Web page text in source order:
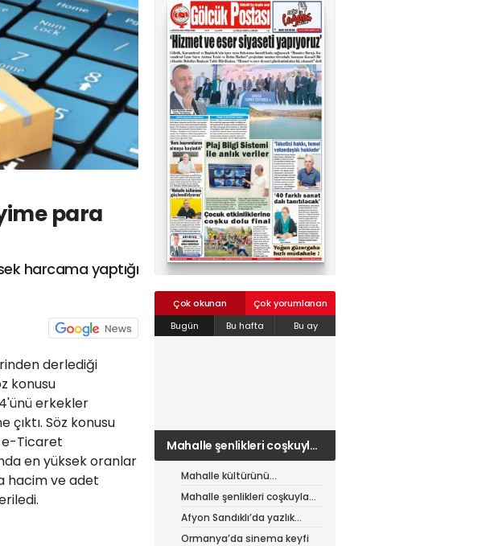
para
harcama yaptığı
derlediği
konusu
erkekler
Söz konusu
e-Ticaret
en yüksek oranlar
hacim ve adet
Çok okunan
Çok yorumlanan
Bugün
Bu hafta Bu ay
Mahalle şenlikleri coşkuyla
sürüyor
Mahalle kültürünü
canlandıran şenlik
Mahalle şenlikleri coşkuyla
sürüyor
Afyon Sandıklı’da yazlık
patates hasadı
Ormanya’da sinema keyfi
02624132333
haber@golcukpostasi.com